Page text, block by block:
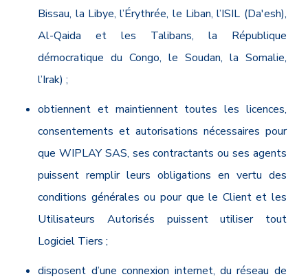
Bissau, la Libye, l’Érythrée, le Liban, l’ISIL (Da'esh),
Al-Qaida et les Talibans, la République
démocratique du Congo, le Soudan, la Somalie,
l’Irak) ;
obtiennent et maintiennent toutes les licences,
consentements et autorisations nécessaires pour
que WIPLAY SAS, ses contractants ou ses agents
puissent remplir leurs obligations en vertu des
conditions générales ou pour que le Client et les
Utilisateurs Autorisés puissent utiliser tout
Logiciel Tiers ;
disposent d’une connexion internet, du réseau de